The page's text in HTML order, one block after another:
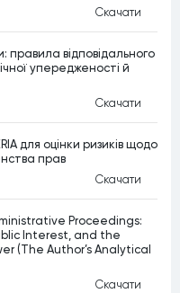
Скачати
відповідального
упередженості й
Скачати
для оцінки ризиків щодо
прав
Скачати
Proceedings:
Interest, and the
(The Author’s Analytical
Скачати